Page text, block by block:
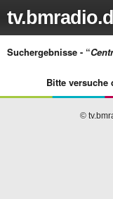
Suchergebnisse - “
Bitte versuche
©